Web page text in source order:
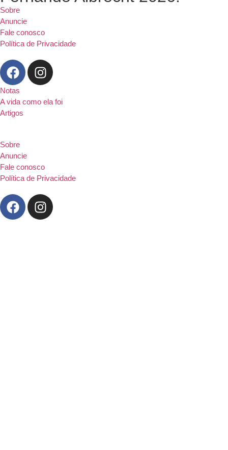
Sobre
Anuncie
Fale conosco
Política de Privacidade
Notas
A vida como ela foi
Artigos
Sobre
Anuncie
Fale conosco
Política de Privacidade